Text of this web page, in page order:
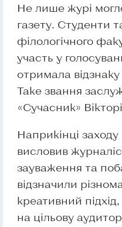
Не лише журі
газету. Студенти
філологічного
участь у
отримала
Таке звання
«Сучасник»
Наприкінці
висловив
зауваження та
відзначили
креативний
на цільову